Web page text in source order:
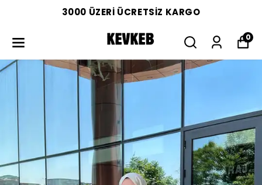
3000 ÜZERİ ÜCRETSİZ KARGO
0